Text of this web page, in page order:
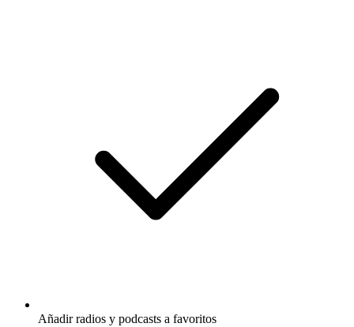
Añadir radios y podcasts a favoritos